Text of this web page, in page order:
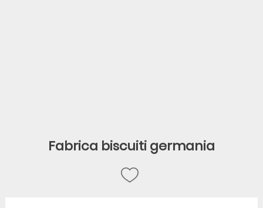
Fabrica biscuiti germania